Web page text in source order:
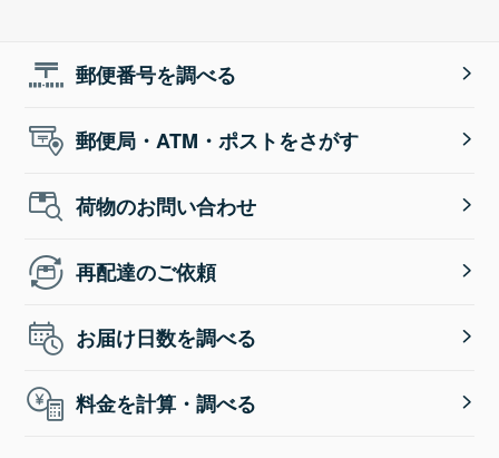
郵便番号を調べる
郵便局・ATM・ポストをさがす
荷物のお問い合わせ
再配達のご依頼
お届け日数を調べる
料金を計算・調べる